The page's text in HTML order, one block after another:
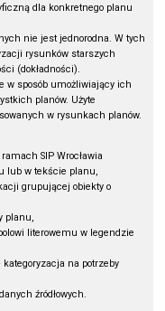
dla konkretnego planu
nie jest jednorodna. W tych
rysunków starszych
(dokładności).
w sposób umożliwiający ich
planów. Użyte
w rysunkach planów.
SIP Wrocławia
lub w tekście planu,
grupującej obiekty o
planu,
literowemu w legendzie
na potrzeby
źródłowych.